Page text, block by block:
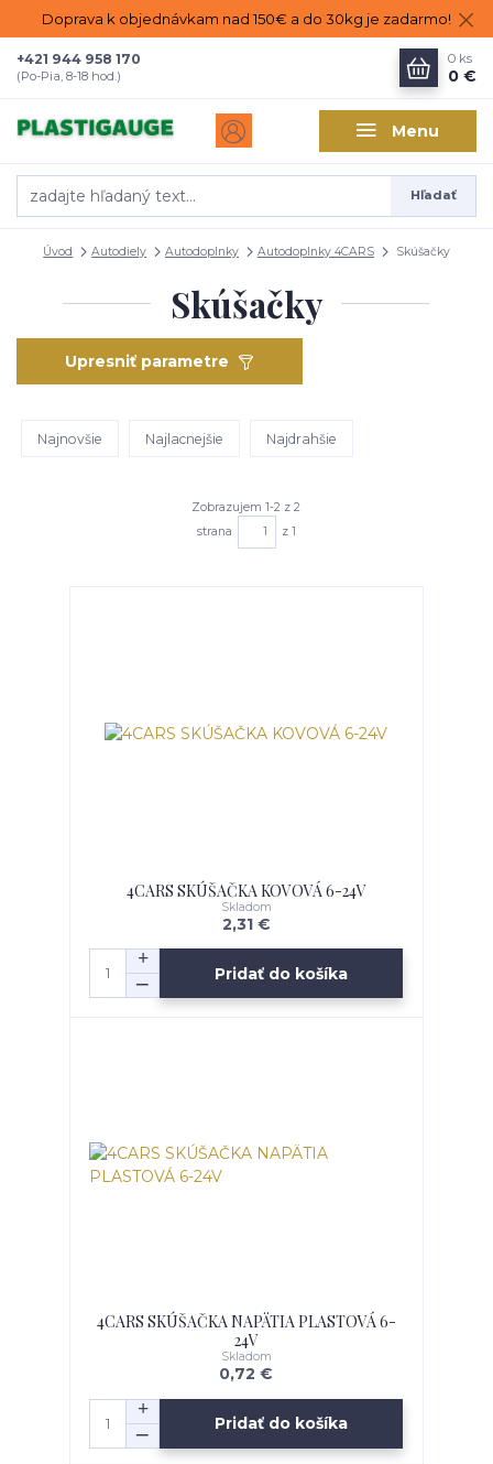
Doprava k objednávkam nad 150€ a do 30kg je zadarmo!
Menu
Hľadať
+421 944 958 170
(Po-Pia, 8-18 hod.)
0 ks
0 €
Úvod Autodiely Autodoplnky Autodoplnky 4CARS Skúšačky
Skúšačky
Upresniť parametre
Najnovšie Najlacnejšie Najdrahšie
Zobrazujem 1-2 z 2
strana
z 1
4CARS SKÚŠAČKA KOVOVÁ 6-24V
2,31 €
Skladom
Pridať do košíka
4CARS SKÚŠAČKA NAPÄTIA PLASTOVÁ 6-
24V
0,72 €
Skladom
Pridať do košíka